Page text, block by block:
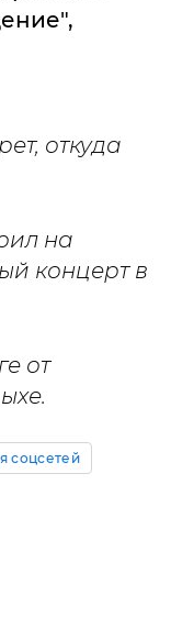
откуда
на
концерт в
от
соцсетей